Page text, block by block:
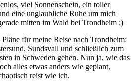
viel Sonnenschein, ein toller
eine unglaubliche Ruhe um mich
mitten im Wald bei Trondheim :)
für meine Reise nach Trondheim:
Sundsvall und schließlich zum
in Schweden gehen. Nun ja, wie das
alles etwas anders wie geplant,
reist wie ich.